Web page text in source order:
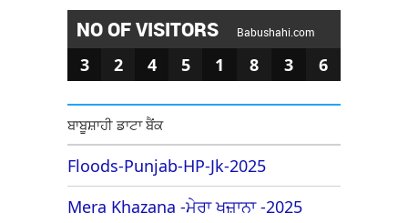
NO OF VISITORS Babushahi.com
3 2 4 5 1 8 3 6
ਬਾਬੂਸ਼ਾਹੀ ਡਾਟਾ ਬੈਂਕ
Floods-Punjab-HP-Jk-2025
Mera Khazana -ਮੇਰਾ ਖਜ਼ਾਨਾ -2025